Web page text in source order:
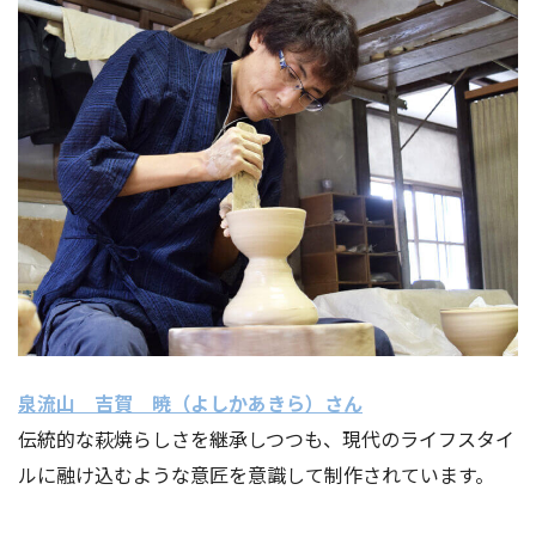
泉流山 吉賀 暁（よしかあきら）さん
伝統的な萩焼らしさを継承しつつも、現代のライフスタイ
ルに融け込むような意匠を意識して制作されています。